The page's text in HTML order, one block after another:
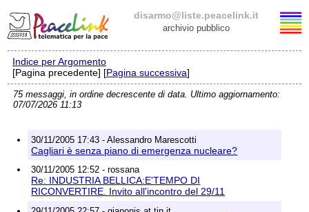
disarmo@liste.peacelink.it
archivio pubblico
Elenco delle liste
disarmo@liste.peacelink.it
Informativa sulla privacy
Indice per Argomento
[Pagina precedente] [Pagina successiva]
75 messaggi, in ordine decrescente di data. Ultimo aggiornamento:
07/07/2026 11:13
30/11/2005 17:43 - Alessandro Marescotti
Cagliari è senza piano di emergenza nucleare?
30/11/2005 12:52 - rossana
Re: INDUSTRIA BELLICA:E'TEMPO DI
RICONVERTIRE. Invito all'incontro del 29/11